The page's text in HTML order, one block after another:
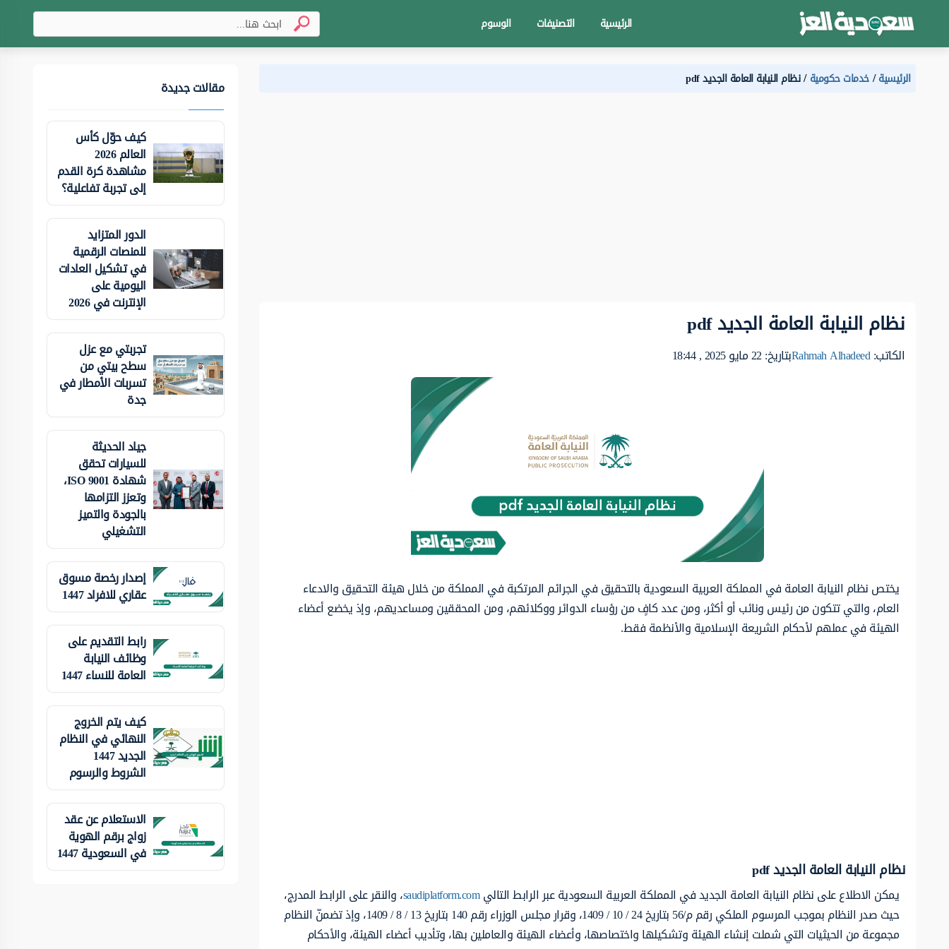
الرئيسية التصنيفات الوسوم
الرئيسية خدمات حكومية نظام النيابة العامة الجديد pdf
نظام النيابة العامة الجديد pdf
الكاتب:Rahmah Alhadeedبتاريخ: 22 مايو 2025 , 18:44
يختص نظام النيابة العامة في المملكة العربية السعودية بالتحقيق في الجرائم المرتكبة في المملكة من خلال هيئة التحقيق والادعاء
العام، والتي تتكون من رئيس ونائب أو أكثر، ومن عدد كافٍ من رؤساء الدوائر ووكلائهم، ومن المحققين ومساعديهم، وإذ يخضع أعضاء
الهيئة في عملهم لأحكام الشريعة الإسلامية والأنظمة فقط.
نظام النيابة العامة الجديد pdf
يمكن الاطلاع على نظام النيابة العامة الجديد في المملكة العربية السعودية عبر الرابط التاليsaudiplatform.com، والنقر على الرابط المدرج،
حيث صدر النظام بموجب المرسوم الملكي رقم م/56 بتاريخ 24 / 10 / 1409، وقرار مجلس الوزراء رقم 140 بتاريخ 13 / 8 / 1409، وإذ تضمنّ النظام
مجموعة من الحيثيات التي شملت إنشاء الهيئة وتشكيلها واختصاصها، وأعضاء الهيئة والعاملين بها، وتأديب أعضاء الهيئة، والأحكام
مقالات جديدة
كيف حوّل كأس
العالم 2026
مشاهدة كرة القدم
إلى تجربة تفاعلية؟
الدور المتزايد
للمنصات الرقمية
في تشكيل العادات
اليومية على
الإنترنت في 2026
تجربتي مع عزل
سطح بيتي من
تسربات الأمطار في
جدة
جياد الحديثة
للسيارات تحقق
شهادة ISO 9001،
وتعزز التزامها
بالجودة والتميز
التشغيلي
إصدار رخصة مسوق
عقاري للافراد 1447
رابط التقديم على
وظائف النيابة
العامة للنساء 1447
كيف يتم الخروج
النهائي في النظام
الجديد 1447
الشروط والرسوم
الاستعلام عن عقد
زواج برقم الهوية
في السعودية 1447